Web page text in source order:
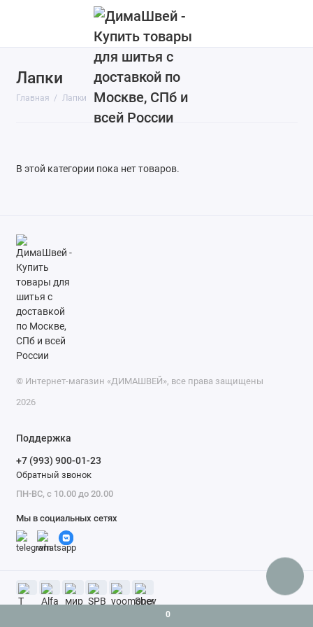
0
Лапки
Главная Лапки
В этой категории пока нет товаров.
© Интернет-магазин «ДИМАШВЕЙ», все права защищены
2026
Поддержка
+7 (993) 900-01-23
Обратный звонок
ПН-ВС, с 10.00 до 20.00
Мы в социальных сетях